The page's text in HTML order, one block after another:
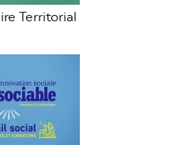
Territorial